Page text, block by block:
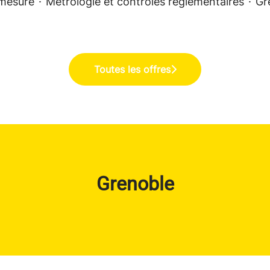
Toutes les offres
Grenoble